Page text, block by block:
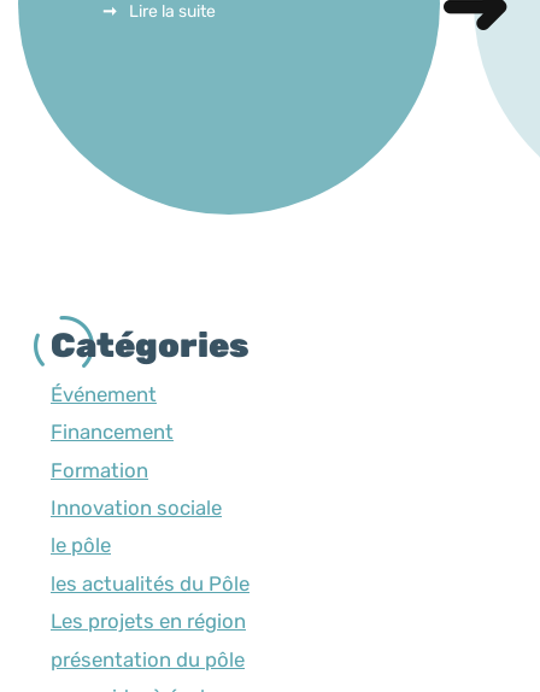
Lire la suite
Catégories
Événement
Financement
Formation
Innovation sociale
le pôle
les actualités du Pôle
Les projets en région
présentation du pôle